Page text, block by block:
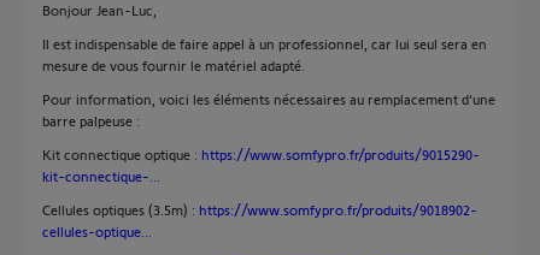
Bonjour Jean-Luc,
Il est indispensable de faire appel à un professionnel, car lui seul sera en
mesure de vous fournir le matériel adapté.
Pour information, voici les éléments nécessaires au remplacement d’une
barre palpeuse :
Kit connectique optique : https://www.somfypro.fr/produits/9015290-
kit-connectique-...
Cellules optiques (3.5m) : https://www.somfypro.fr/produits/9018902-
cellules-optique...